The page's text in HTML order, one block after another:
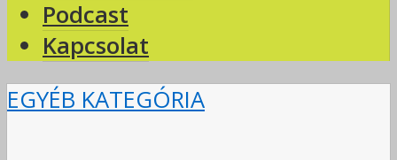
Podcast
Kapcsolat
EGYÉB KATEGÓRIA